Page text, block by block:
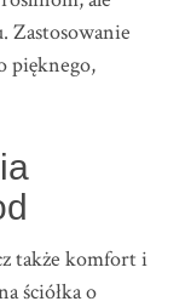
Zastosowanie
pięknego,
także komfort i
ściółka o